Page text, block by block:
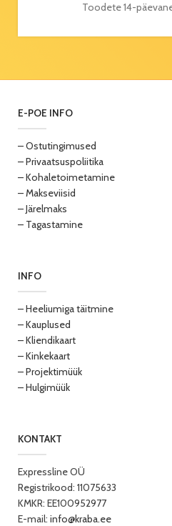
Toodete 14-
E-POE INFO
– Ostutingimused
– Privaatsuspoliitika
– Kohaletoimetamine
– Makseviisid
– Järelmaks
– Tagastamine
INFO
– Heeliumiga täitmine
– Kauplused
– Kliendikaart
– Kinkekaart
– Projektimüük
– Hulgimüük
KONTAKT
Expressline OÜ
Registrikood: 11075633
KMKR: EE100952977
E-mail: info@kraba.ee